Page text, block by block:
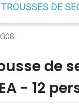
TROUSSES DE
de
- 12